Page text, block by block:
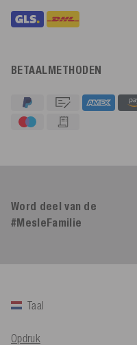
BETAALMETHODEN
Word deel van de
#MesleFamilie
Taal
Opdruk